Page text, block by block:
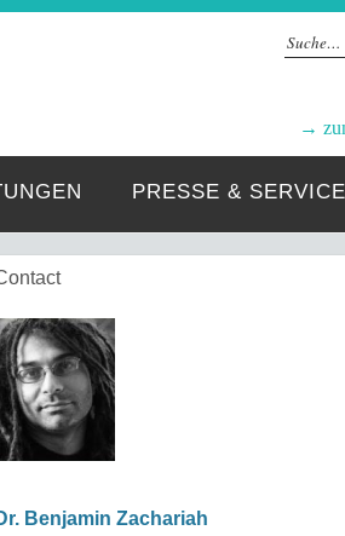
→
PRESSE & SERVICE
Benjamin Zachariah